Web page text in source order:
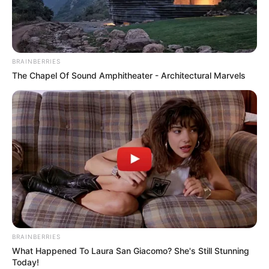
піснями (відео)
ТРА 31, 2022
BRAINBERRIES
The Chapel Of Sound Amphitheater - Architectural Marvels
BRAINBERRIES
What Happened To Laura San Giacomo? She's Still Stunning
Today!